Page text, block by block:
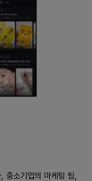
소기업의 마케팅 팀,